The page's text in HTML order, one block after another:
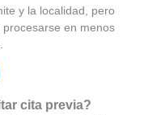
y la localidad, pero
en menos
cita previa?